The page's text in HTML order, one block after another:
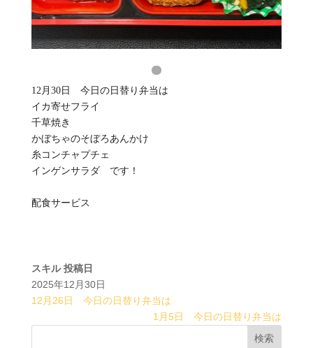
12月30日 今日の日替り弁当は
イカ寄せフライ
千草焼き
かぼちゃのそぼろあんかけ
糸コンチャプチェ
インゲンサラダ です！
配食サービス
スキル 投稿日
2025年12月30日
12月26日 今日の日替り弁当は
1月5日 今日の日替り弁当は
検索